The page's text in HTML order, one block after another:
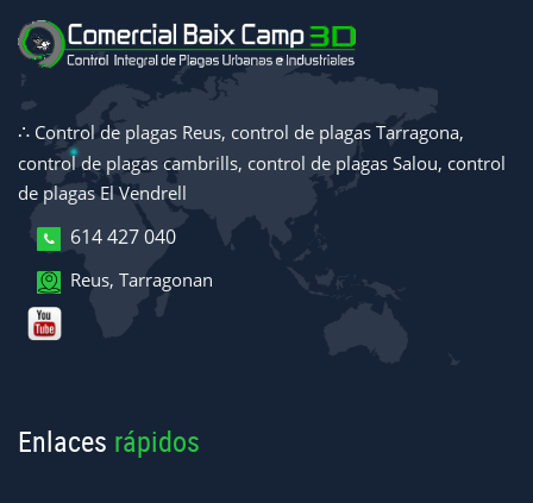
∴ Control de plagas Reus, control de plagas Tarragona,
control de plagas cambrills, control de plagas Salou, control
de plagas El Vendrell
614 427 040
Reus, Tarragonan
Enlaces rápidos